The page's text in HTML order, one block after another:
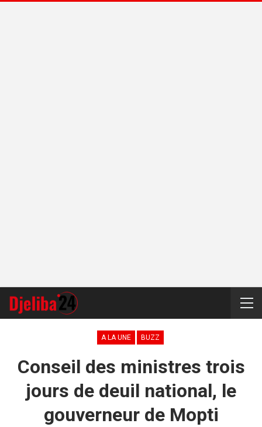
A LA UNE BUZZ
Conseil des ministres trois
jours de deuil national, le
gouverneur de Mopti